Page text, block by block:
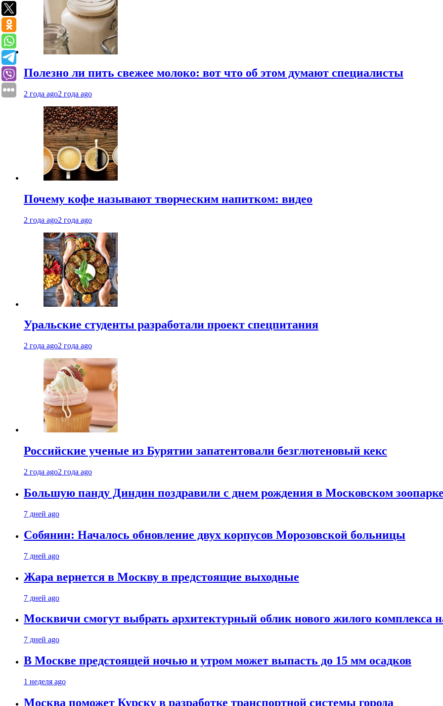
Полезно ли пить свежее молоко: вот что об этом думают специалисты
2 года ago2 года ago
Почему кофе называют творческим напитком: видео
2 года ago2 года ago
Уральские студенты разработали проект спецпитания
2 года ago2 года ago
Российские ученые из Бурятии запатентовали безглютеновый кекс
2 года ago2 года ago
Большую панду Диндин поздравили с днем рождения в Московском зоопарке
7 дней ago
Собянин: Началось обновление двух корпусов Морозовской больницы
7 дней ago
Жара вернется в Москву в предстоящие выходные
7 дней ago
Москвичи смогут выбрать архитектурный облик нового жилого комплекса
7 дней ago
В Москве предстоящей ночью и утром может выпасть до 15 мм осадков
1 неделя ago
Москва поможет Курску в разработке транспортной системы города